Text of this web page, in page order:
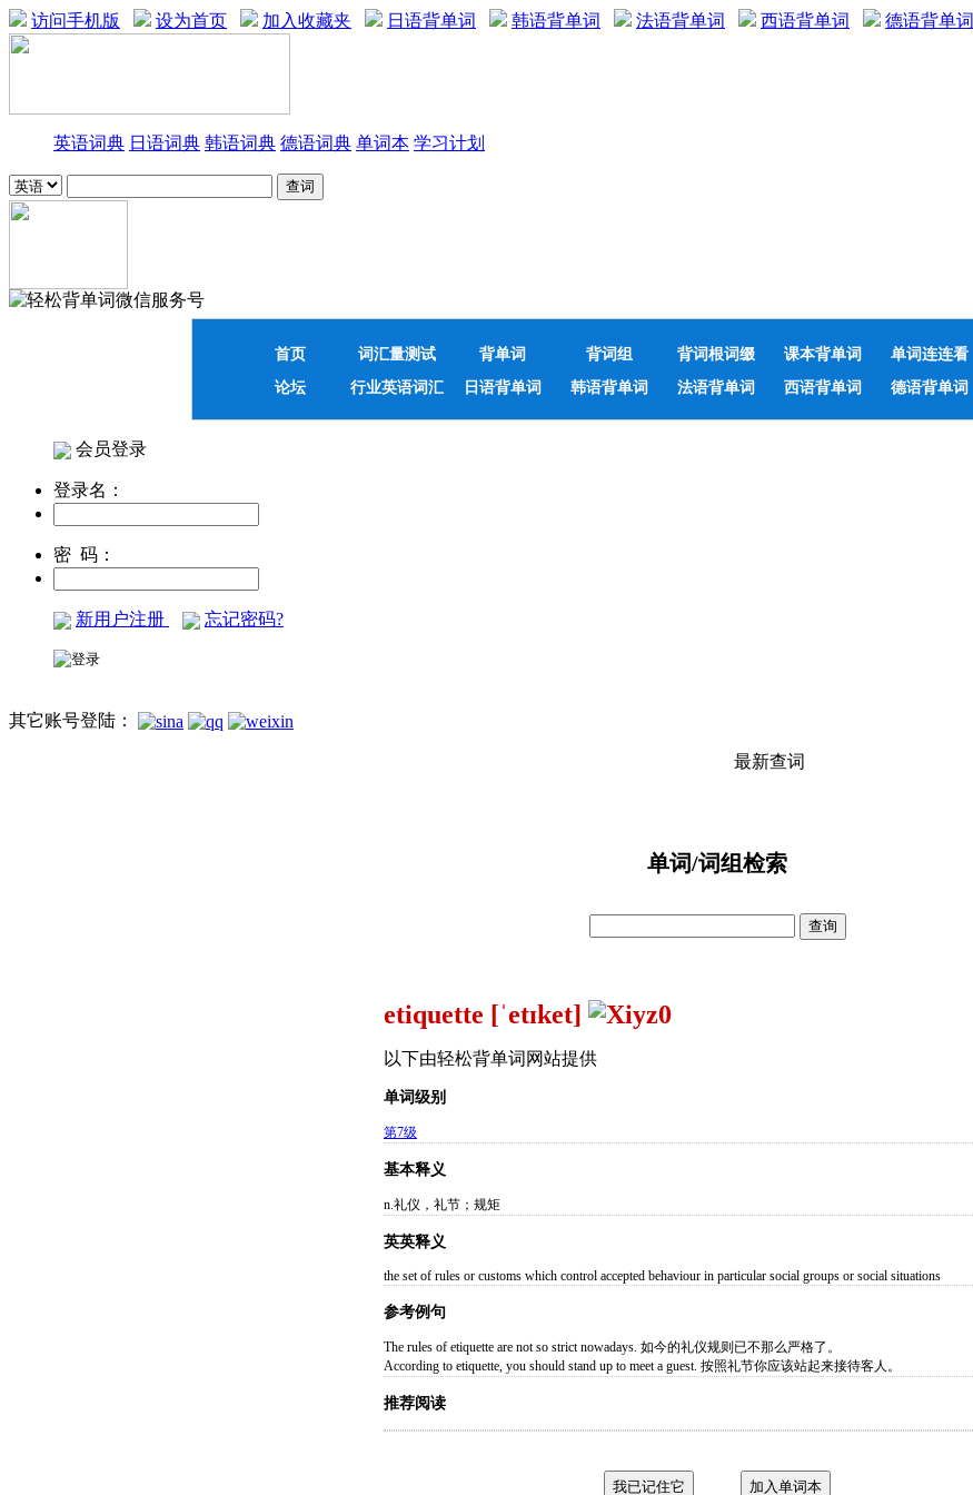
访问手机版 设为首页 加入收藏夹 日语背单词 韩语背单词 法语背单词 西语背单词 德语背单词
英语词典 日语词典 韩语词典 德语词典 单词本 学习计划
首页 词汇量测试 背单词 背词组 背词根词缀 课本背单词 单词连连看
论坛
行业英语词汇 日语背单词 韩语背单词 法语背单词 西语背单词 德语背单词
会员登录
登录名：
密 码：
新用户注册 忘记密码?
其它账号登陆：
最新查词
单词/词组检索
etiquette [ˈetɪket]
以下由轻松背单词网站提供
单词级别
第7级
基本释义
n.礼仪，礼节；规矩
英英释义
the set of rules or customs which control accepted behaviour in particular social groups or social situations
参考例句
The rules of etiquette are not so strict nowadays. 如今的礼仪规则已不那么严格了。
According to etiquette, you should stand up to meet a guest. 按照礼节你应该站起来接待客人。
推荐阅读